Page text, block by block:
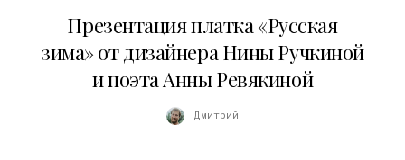
Презентация платка «Русская
зима» от дизайнера Нины Ручкиной
и поэта Анны Ревякиной
Дмитрий